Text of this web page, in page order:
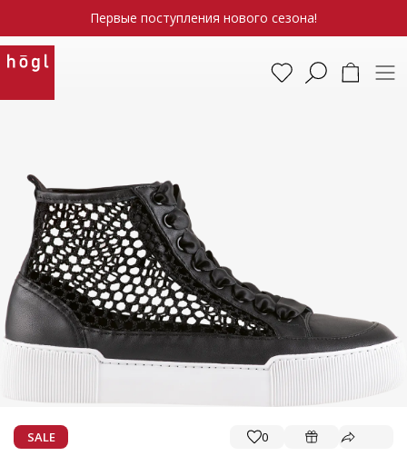
Первые поступления нового сезона!
SALE 0